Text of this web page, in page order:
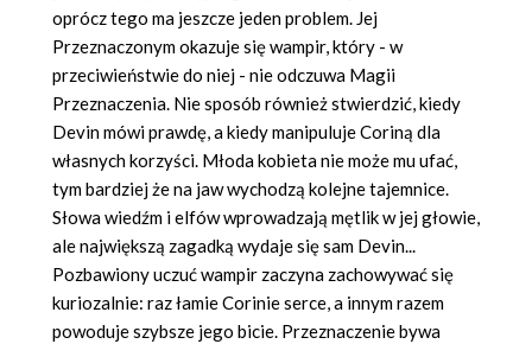
oprócz tego ma jeszcze jeden problem. Jej
Przeznaczonym okazuje się wampir, który - w
przeciwieństwie do niej - nie odczuwa Magii
Przeznaczenia. Nie sposób również stwierdzić, kiedy
Devin mówi prawdę, a kiedy manipuluje Coriną dla
własnych korzyści. Młoda kobieta nie może mu ufać,
tym bardziej że na jaw wychodzą kolejne tajemnice.
Słowa wiedźm i elfów wprowadzają mętlik w jej głowie,
ale największą zagadką wydaje się sam Devin...
Pozbawiony uczuć wampir zaczyna zachowywać się
kuriozalnie: raz łamie Corinie serce, a innym razem
powoduje szybsze jego bicie. Przeznaczenie bywa